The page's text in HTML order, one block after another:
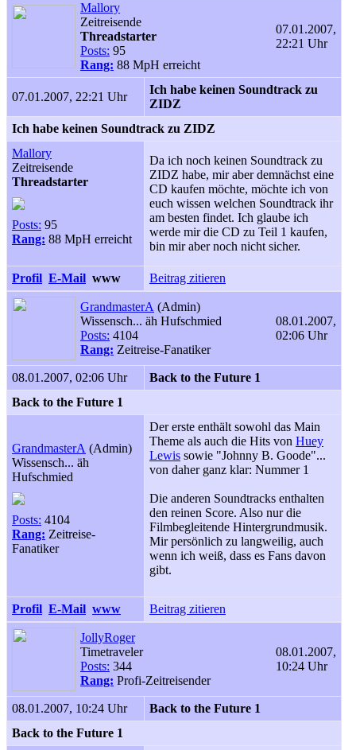
Mallory
Zeitreisende
Threadstarter
Posts: 95
Rang: 88 MpH erreicht
07.01.2007,
22:21 Uhr
07.01.2007, 22:21 Uhr
Ich habe keinen Soundtrack zu
ZIDZ
Ich habe keinen Soundtrack zu ZIDZ
Mallory
Zeitreisende
Threadstarter
Posts: 95
Rang: 88 MpH erreicht
Da ich noch keinen Soundtrack zu
ZIDZ habe, mir aber demnächst eine
CD kaufen möchte, möchte ich von
euch wissen welchen Soundtrack ihr
am besten findet. Ich glaube ich
werde mir die CD zu Teil 1 kaufen,
bin mir aber noch nicht sicher.
Profil E-Mail www Beitrag zitieren
GrandmasterA (Admin)
Wissensch... äh Hufschmied
Posts: 4104
Rang: Zeitreise-Fanatiker
08.01.2007,
02:06 Uhr
08.01.2007, 02:06 Uhr
Back to the Future 1
Back to the Future 1
GrandmasterA (Admin)
Wissensch... äh
Hufschmied
Posts: 4104
Rang: Zeitreise-
Fanatiker
Der erste enthält sowohl das Main
Theme als auch die Hits von Huey
Lewis sowie "Johnny B. Goode"...
von daher ganz klar: Nummer 1
Die anderen Soundtracks enthalten
den reinen Score. Also nur die
Filmbegleitende Hintergrundmusik.
Mir persönlich zu langweilig, auch
wenn ich weiß, dass es Fans davon
gibt.
Profil E-Mail www Beitrag zitieren
JollyRoger
Timetraveler
Posts: 344
Rang: Profi-Zeitreisender
08.01.2007,
10:24 Uhr
08.01.2007, 10:24 Uhr
Back to the Future 1
Back to the Future 1